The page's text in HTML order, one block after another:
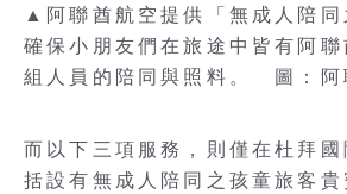
▲阿聯酋航空提供「無成人陪同
確保小朋友們在旅途中皆有阿
組人員的陪同與照料。 圖：阿
而以下三項服務，則僅在杜拜
括設有無成人陪同之孩童旅客